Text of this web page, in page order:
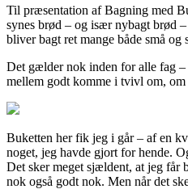
Til præsentation af Bagning med
synes brød – og især nybagt brød
bliver bagt ret mange både små og
Det gælder nok inden for alle fag
mellem godt komme i tvivl om,
Buketten her fik jeg i går – af en
noget, jeg havde gjort for hende.
Det sker meget sjældent, at jeg får
nok også godt nok. Men når det